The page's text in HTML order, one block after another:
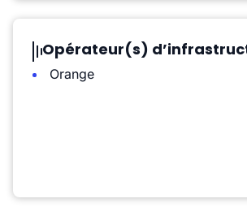
Opérateur(s)
Orange